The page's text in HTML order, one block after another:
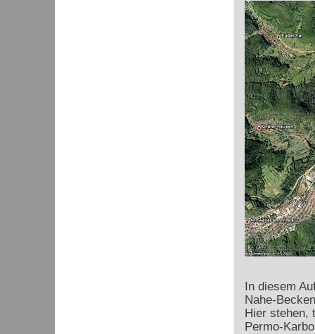
In diesem
Nahe-
Hier stehen,
Permo-